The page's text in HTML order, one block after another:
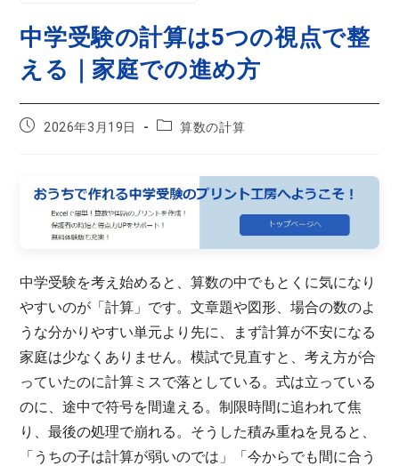
中学受験の計算は5つの視点で整
える｜家庭での進め方
2026年3月19日 算数の計算
中学受験を考え始めると、算数の中でもとくに気になり
やすいのが「計算」です。文章題や図形、場合の数のよ
うな分かりやすい単元より先に、まず計算が不安になる
家庭は少なくありません。模試で見直すと、考え方が合
っていたのに計算ミスで落としている。式は立っている
のに、途中で符号を間違える。制限時間に追われて焦
り、最後の処理で崩れる。そうした積み重ねを見ると、
「うちの子は計算が弱いのでは」「今からでも間に合う